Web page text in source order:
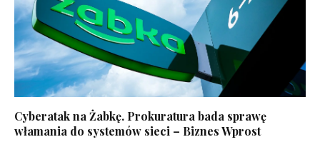
Cyberatak na Żabkę. Prokuratura bada sprawę
włamania do systemów sieci – Biznes Wprost